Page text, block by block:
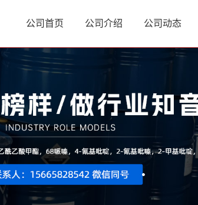
公司首页 公司介绍 公司动态